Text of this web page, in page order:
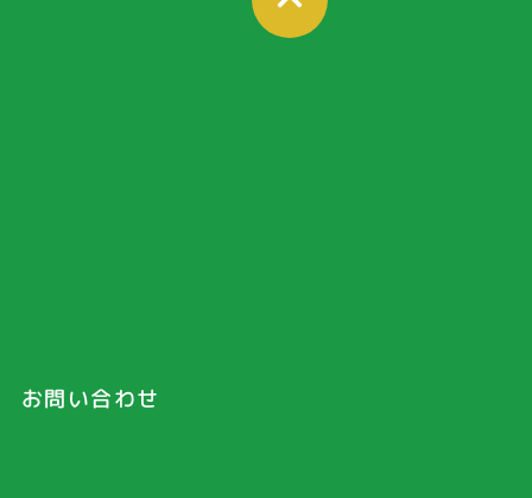
お問い合わせ